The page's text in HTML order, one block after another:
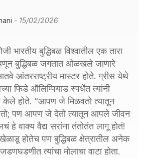
- 15/02/2026
भारतीय बुद्धिबळ विश्वातील एक तारा
बुद्धिबळ जगतात ओळखले जाणारे
आंतरराष्ट्रीय मास्टर होते. ग्रीस येथे
फिडे ऑलिम्पियाड स्पर्धेत त्यांनी
केले होते. “आपण जे मिळवतो त्यातून
पण आपण जे देतो त्यातून आपले जीवन
हे वाक्य वैद्य सरांना तंतोतंत लागू होतं!
होतेच पण बुद्धिबळ क्षेत्रातील अनेक
त्यांचा मोलाचा वाटा होता.